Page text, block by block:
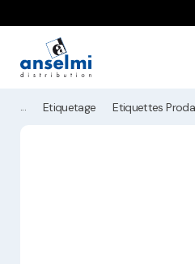
Etiquetage Etiquettes